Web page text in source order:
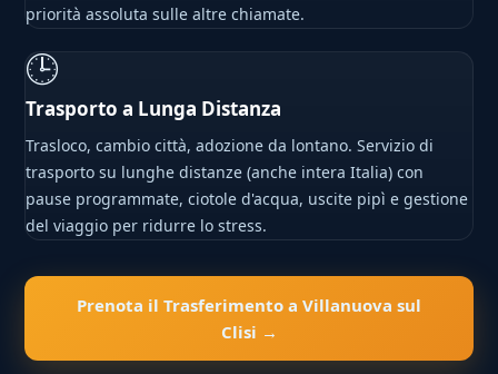
priorità assoluta sulle altre chiamate.
🕒
Trasporto a Lunga Distanza
Trasloco, cambio città, adozione da lontano. Servizio di
trasporto su lunghe distanze (anche intera Italia) con
pause programmate, ciotole d'acqua, uscite pipì e gestione
del viaggio per ridurre lo stress.
Prenota il Trasferimento a Villanuova sul
Clisi →